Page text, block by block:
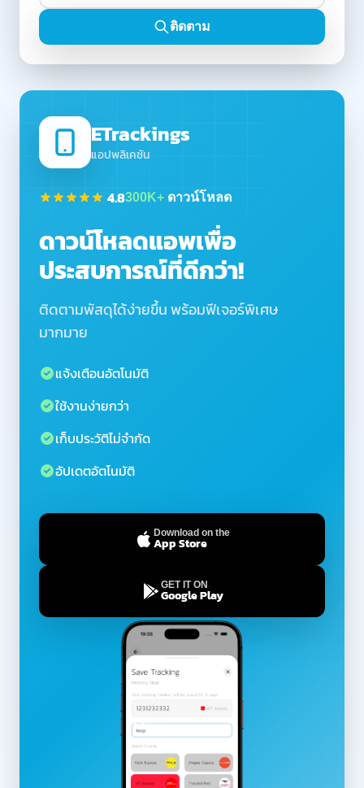
ติดตาม
ETrackings
แอปพลิเคชัน
4.8300K+ ดาวน์โหลด
ดาวน์โหลดแอพเพื่อ
ประสบการณ์ที่ดีกว่า!
ติดตามพัสดุได้ง่ายขึ้น พร้อมฟีเจอร์พิเศษ
มากมาย
แจ้งเตือนอัตโนมัติ
ใช้งานง่ายกว่า
เก็บประวัติไม่จำกัด
อัปเดตอัตโนมัติ
Download on the
App Store
GET IT ON
Google Play